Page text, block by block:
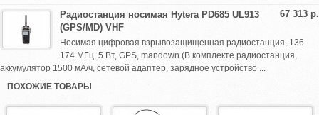
67 313 р.
Радиостанция носимая Hytera PD685 UL913
(GPS/MD) VHF
Носимая цифровая взрывозащищенная радиостанция, 136-
174 МГц, 5 Вт, GPS, mandown (В комплекте радиостанция,
аккумулятор 1500 мА/ч, сетевой адаптер, зарядное устройство ...
ПОХОЖИЕ ТОВАРЫ